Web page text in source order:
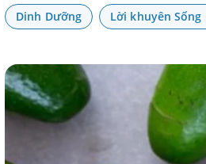
Dinh Dưỡng Lời khuyên Sống